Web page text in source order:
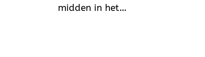
midden in het…